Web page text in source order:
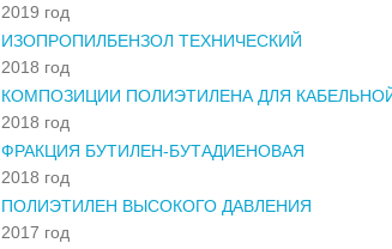
2019 год
ИЗОПРОПИЛБЕНЗОЛ ТЕХНИЧЕСКИЙ
2018 год
КОМПОЗИЦИИ ПОЛИЭТИЛЕНА ДЛЯ
2018 год
ФРАКЦИЯ БУТИЛЕН-БУТАДИЕНОВАЯ
2018 год
ПОЛИЭТИЛЕН ВЫСОКОГО ДАВЛЕНИЯ
2017 год